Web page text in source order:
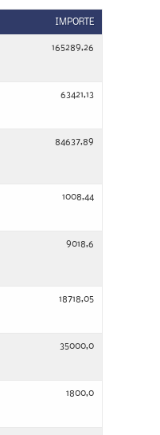
IMPORTE
165289,26
63421,13
84637,89
1008,44
9018,6
18718,05
35000,0
1800,0